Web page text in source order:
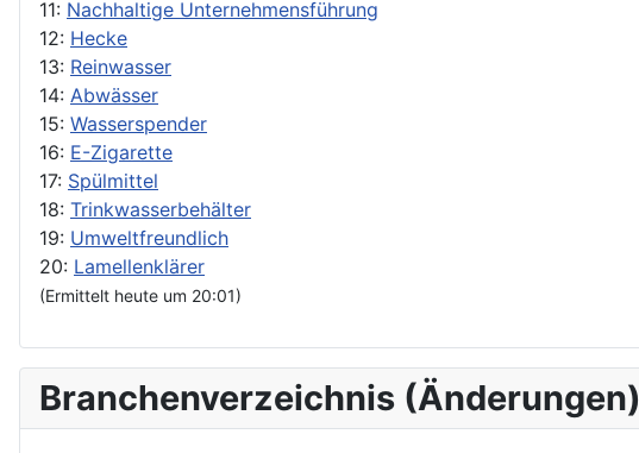
11: Nachhaltige Unternehmensführung
12: Hecke
13: Reinwasser
14: Abwässer
15: Wasserspender
16: E-Zigarette
17: Spülmittel
18: Trinkwasserbehälter
19: Umweltfreundlich
20: Lamellenklärer
(Ermittelt heute um 20:01)
Branchenverzeichnis (Änderungen)